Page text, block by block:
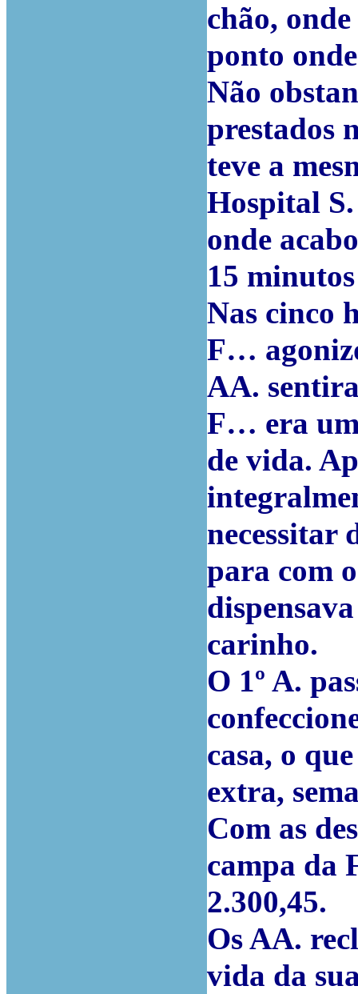
chão,
ponto
Não
prestados
teve a
Hospital
onde
15
Nas cinco
F…
AA.
F… era
de vida.
necessitar
para com
carinho.
O 1º A.
casa, o
extra,
Com as
campa da
2.300,45.
Os AA.
vida da